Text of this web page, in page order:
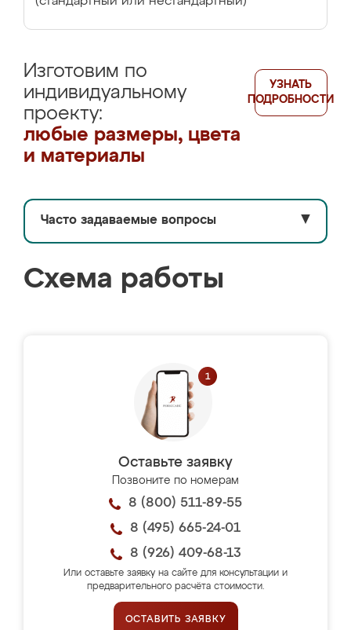
Изготовим по
индивидуальному
проекту:
любые размеры, цвета
и материалы
УЗНАТЬ
ПОДРОБНОСТИ
Часто задаваемые вопросы ▼
Схема работы
Оставьте заявку
Позвоните по номерам
8 (800) 511-89-55
8 (495) 665-24-01
8 (926) 409-68-13
Или оставьте заявку на сайте для консультации и
предварительного расчёта стоимости.
ОСТАВИТЬ ЗАЯВКУ